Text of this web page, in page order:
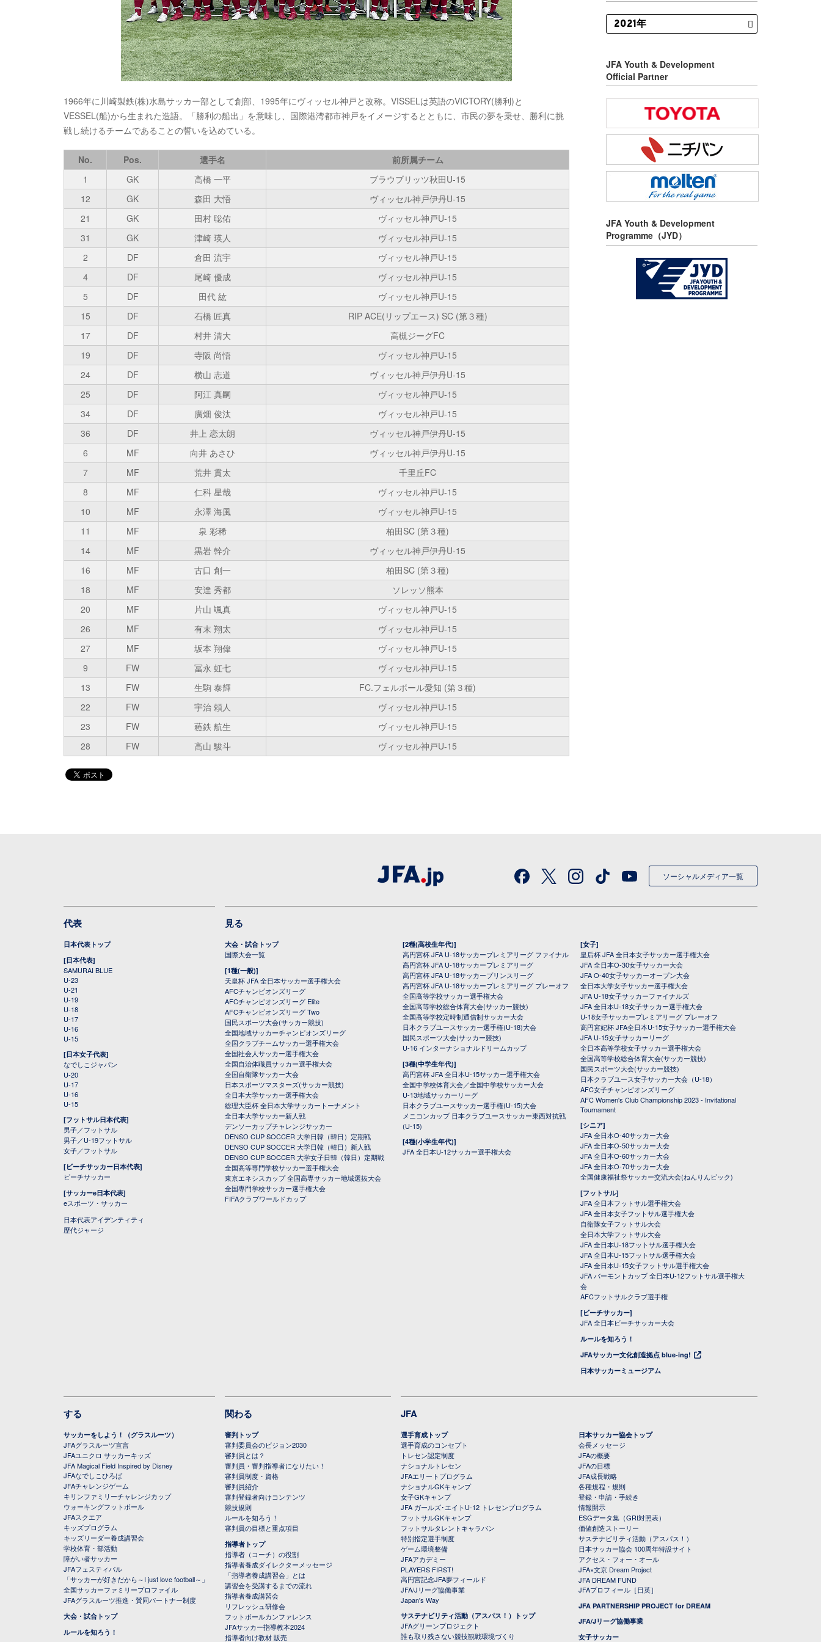
1966年に川崎製鉄(株)水島サッカー部として創部、1995年にヴィッセル神戸と改称。VISSELは英語のVICTORY(勝利)と
VESSEL(船)から生まれた造語。「勝利の船出」を意味し、国際港湾都市神戸をイメージするとともに、市民の夢を乗せ、勝利に挑
戦し続けるチームであることの誓いを込めている。
No. Pos. 選手名
前所属チーム
1
GK 高橋 一平
ブラウブリッツ秋田U-15
12
GK 森田 大悟
ヴィッセル神戸伊丹U-15
21
GK 田村 聡佑
ヴィッセル神戸U-15
31
GK 津崎 瑛人
ヴィッセル神戸U-15
2
DF 倉田 流宇
ヴィッセル神戸U-15
4
DF 尾崎 優成
ヴィッセル神戸U-15
5
DF 田代 紘
ヴィッセル神戸U-15
15
DF 石橋 匠真
RIP ACE(リップエース) SC (第３種)
17
DF 村井 清大
高槻ジーグFC
19
DF 寺阪 尚悟
ヴィッセル神戸U-15
24
DF 横山 志道
ヴィッセル神戸伊丹U-15
25
DF 阿江 真嗣
ヴィッセル神戸U-15
34
DF 廣畑 俊汰
ヴィッセル神戸U-15
36
DF 井上 恋太朗
ヴィッセル神戸伊丹U-15
6
MF 向井 あさひ
ヴィッセル神戸伊丹U-15
7
MF 荒井 貫太
千里丘FC
8
MF 仁科 星哉
ヴィッセル神戸U-15
10
MF 永澤 海風
ヴィッセル神戸U-15
11
MF 泉 彩稀
柏田SC (第３種)
14
MF 黒岩 幹介
ヴィッセル神戸伊丹U-15
16
MF 古口 創一
柏田SC (第３種)
18
MF 安達 秀都
ソレッソ熊本
20
MF 片山 颯真
ヴィッセル神戸U-15
26
MF 有末 翔太
ヴィッセル神戸U-15
27
MF 坂本 翔偉
ヴィッセル神戸U-15
9
FW 冨永 虹七
ヴィッセル神戸U-15
13
FW 生駒 泰輝
FC.フェルボール愛知 (第３種)
22
FW 宇治 頼人
ヴィッセル神戸U-15
23
FW 蘓鉄 航生
ヴィッセル神戸U-15
28
FW 高山 駿斗 ヴィッセル神戸U-15
JFA Youth & Development
Official Partner
JFA Youth & Development
Programme（JYD）
ソーシャルメディア一覧
代表
日本代表トップ
[日本代表]
SAMURAI BLUE
U-23
U-21
U-19
U-18
U-17
U-16
U-15
[日本女子代表]
なでしこジャパン
U-20
U-17
U-16
U-15
[フットサル日本代表]
男子／フットサル
男子／U-19フットサル
女子／フットサル
[ビーチサッカー日本代表]
ビーチサッカー
[サッカーe日本代表]
eスポーツ・サッカー
日本代表アイデンティティ
歴代ジャージ
見る
大会・試合トップ
国際大会一覧
[1種(一般)]
天皇杯 JFA 全日本サッカー選手権大会
AFCチャンピオンズリーグ
AFCチャンピオンズリーグ Elite
AFCチャンピオンズリーグ Two
国民スポーツ大会(サッカー競技)
全国地域サッカーチャンピオンズリーグ
全国クラブチームサッカー選手権大会
全国社会人サッカー選手権大会
全国自治体職員サッカー選手権大会
全国自衛隊サッカー大会
日本スポーツマスターズ(サッカー競技)
全日本大学サッカー選手権大会
総理大臣杯 全日本大学サッカートーナメント
全日本大学サッカー新人戦
デンソーカップチャレンジサッカー
DENSO CUP SOCCER 大学日韓（韓日）定期戦
DENSO CUP SOCCER 大学日韓（韓日）新人戦
DENSO CUP SOCCER 大学女子日韓（韓日）定期戦
全国高等専門学校サッカー選手権大会
東京エネシスカップ 全国高専サッカー地域選抜大会
全国専門学校サッカー選手権大会
FIFAクラブワールドカップ
[2種(高校生年代)]
高円宮杯 JFA U-18サッカープレミアリーグ ファイナル
高円宮杯 JFA U-18サッカープレミアリーグ
高円宮杯 JFA U-18サッカープリンスリーグ
高円宮杯 JFA U-18サッカープレミアリーグ プレーオフ
全国高等学校サッカー選手権大会
全国高等学校総合体育大会(サッカー競技)
全国高等学校定時制通信制サッカー大会
日本クラブユースサッカー選手権(U-18)大会
国民スポーツ大会(サッカー競技)
U-16 インターナショナルドリームカップ
[3種(中学生年代)]
高円宮杯 JFA 全日本U-15サッカー選手権大会
全国中学校体育大会／全国中学校サッカー大会
U-13地域サッカーリーグ
日本クラブユースサッカー選手権(U-15)大会
メニコンカップ 日本クラブユースサッカー東西対抗戦
(U-15)
[4種(小学生年代)]
JFA 全日本U-12サッカー選手権大会
[女子]
皇后杯 JFA 全日本女子サッカー選手権大会
JFA 全日本O-30女子サッカー大会
JFA O-40女子サッカーオープン大会
全日本大学女子サッカー選手権大会
JFA U-18女子サッカーファイナルズ
JFA 全日本U-18女子サッカー選手権大会
U-18女子サッカープレミアリーグ プレーオフ
高円宮妃杯 JFA全日本U-15女子サッカー選手権大会
JFA U-15女子サッカーリーグ
全日本高等学校女子サッカー選手権大会
全国高等学校総合体育大会(サッカー競技)
国民スポーツ大会(サッカー競技)
日本クラブユース女子サッカー大会（U-18）
AFC女子チャンピオンズリーグ
AFC Women's Club Championship 2023 - Invitational
Tournament
[シニア]
JFA 全日本O-40サッカー大会
JFA 全日本O-50サッカー大会
JFA 全日本O-60サッカー大会
JFA 全日本O-70サッカー大会
全国健康福祉祭サッカー交流大会(ねんりんピック)
[フットサル]
JFA 全日本フットサル選手権大会
JFA 全日本女子フットサル選手権大会
自衛隊女子フットサル大会
全日本大学フットサル大会
JFA 全日本U-18フットサル選手権大会
JFA 全日本U-15フットサル選手権大会
JFA 全日本U-15女子フットサル選手権大会
JFA バーモントカップ 全日本U-12フットサル選手権大
会
AFCフットサルクラブ選手権
[ビーチサッカー]
JFA 全日本ビーチサッカー大会
ルールを知ろう！
JFAサッカー文化創造拠点 blue-ing!
日本サッカーミュージアム
する
サッカーをしよう！（グラスルーツ）
JFAグラスルーツ宣言
JFAユニクロ サッカーキッズ
JFA Magical Field Inspired by Disney
JFAなでしこひろば
JFAチャレンジゲーム
キリンファミリーチャレンジカップ
ウォーキングフットボール
JFAスクエア
キッズプログラム
キッズリーダー養成講習会
学校体育・部活動
障がい者サッカー
JFAフェスティバル
「サッカーが好きだから～I just love football～」
全国サッカーファミリープロファイル
JFAグラスルーツ推進・賛同パートナー制度
大会・試合トップ
ルールを知ろう！
関わる
審判トップ
審判委員会のビジョン2030
審判員とは？
審判員・審判指導者になりたい！
審判員制度・資格
審判員紹介
審判登録者向けコンテンツ
競技規則
ルールを知ろう！
審判員の目標と重点項目
指導者トップ
指導者（コーチ）の役割
指導者養成ダイレクターメッセージ
「指導者養成講習会」とは
講習会を受講するまでの流れ
指導者養成講習会
リフレッシュ研修会
フットボールカンファレンス
JFAサッカー指導教本2024
指導者向け教材 販売
JFA
選手育成トップ
選手育成のコンセプト
トレセン認定制度
ナショナルトレセン
JFAエリートプログラム
ナショナルGKキャンプ
女子GKキャンプ
JFA ガールズ･エイトU-12 トレセンプログラム
フットサルGKキャンプ
フットサルタレントキャラバン
特別指定選手制度
ゲーム環境整備
JFAアカデミー
PLAYERS FIRST!
高円宮記念JFA夢フィールド
JFA/Jリーグ協働事業
Japan's Way
サステナビリティ活動（アスパス！）トップ
JFAグリーンプロジェクト
誰も取り残さない競技観戦環境づくり
日本サッカー協会トップ
会長メッセージ
JFAの概要
JFAの目標
JFA成長戦略
各種規程・規則
登録・申請・手続き
情報開示
ESGデータ集（GRI対照表）
価値創造ストーリー
サステナビリティ活動（アスパス！）
日本サッカー協会 100周年特設サイト
アクセス・フォー・オール
JFA×文京 Dream Project
JFA DREAM FUND
JFAプロフィール［日英］
JFA PARTNERSHIP PROJECT for DREAM
JFA/Jリーグ協働事業
女子サッカー